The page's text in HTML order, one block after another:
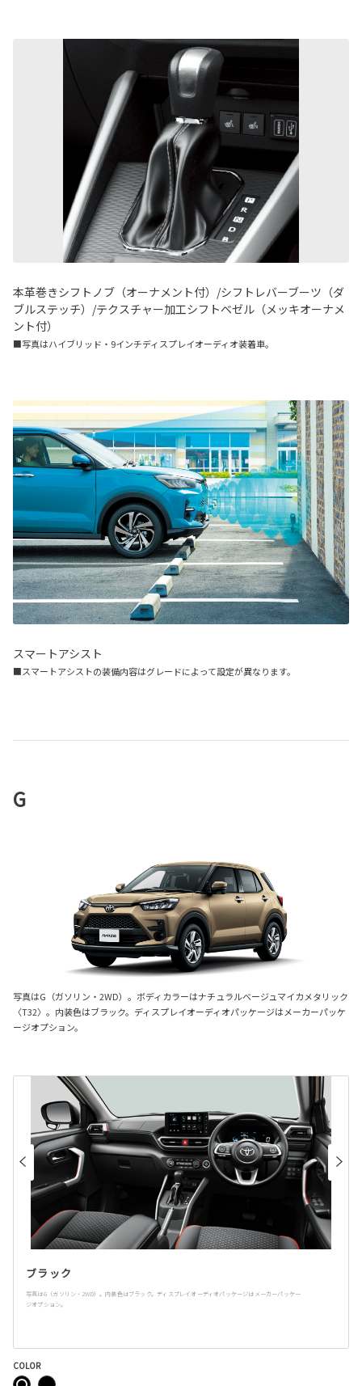
本革巻きシフトノブ（オーナメント付）/シフトレバーブーツ（ダ
ブルステッチ）/テクスチャー加工シフトベゼル（メッキオーナメ
ント付）
■写真はハイブリッド・9インチディスプレイオーディオ装着車。
スマートアシスト
■スマートアシストの装備内容はグレードによって設定が異なります。
G
写真はG（ガソリン・2WD）。ボディカラーはナチュラルベージュマイカメタリック
〈T32〉。内装色はブラック。ディスプレイオーディオパッケージはメーカーパッケ
ージオプション。
ブラック
写真はG（ガソリン・2WD）。内装色はブラック。ディスプレイオーディオパッケージはメーカーパッケー
ジオプション。
COLOR